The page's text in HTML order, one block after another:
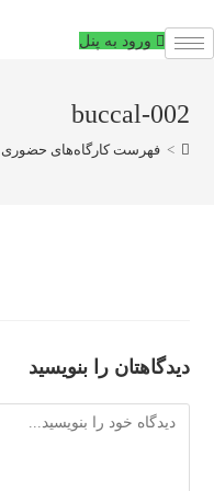
به
ورود به پنل
buccal-002
> فهرست کارگاه‌های حضوری
دیدگاهتان را بنویسید
دیدگاه